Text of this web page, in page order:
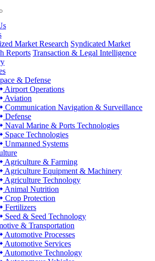
Market Research Syndicated Market
Reports Transaction & Legal Intelligence
& Defense
Airport Operations
Aviation
Communication Navigation & Surveillance
Defense
Naval Marine & Ports Technologies
Space Technologies
Unmanned Systems
Agriculture & Farming
Agriculture Equipment & Machinery
Agriculture Technology
Animal Nutrition
Crop Protection
Fertilizers
Seed & Seed Technology
& Transportation
Automotive Processes
Automotive Services
Automotive Technology